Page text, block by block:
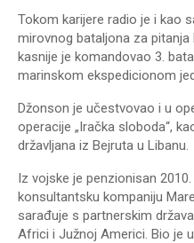
Tokom karijere radio je i kao
mirovnog bataljona za
kasnije je komandovao 3.
marinskom ekspedicionom
Džonson je učestvovao i u
operacije „Iračka sloboda“,
državljana iz Bejruta u Libanu.
Iz vojske je penzionisan
konsultantsku kompaniju
sarađuje s partnerskim
Africi i Južnoj Americi. Bio je